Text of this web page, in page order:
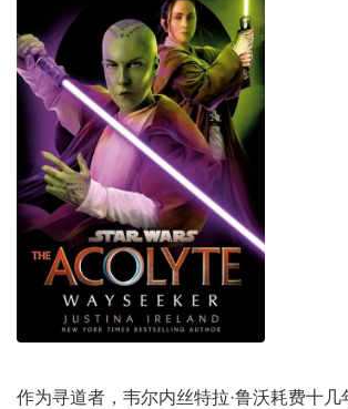
作为寻道者，韦尔内丝特拉·鲁沃耗费十几